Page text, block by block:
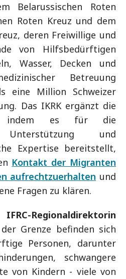
Belarussischen Roten
Roten Kreuz und dem
deren Freiwillige und
von Hilfsbedürftigen
Wasser, Decken und
Betreuung
eine Million Schweizer
Das IKRK ergänzt die
indem es für die
Unterstützung und
Expertise bereitstellt,
Kontakt der Migranten
aufrechtzuerhalten und
Fragen zu klären.
Regionaldirektorin
Grenze befinden sich
Personen, darunter
schwangere
von Kindern - viele von